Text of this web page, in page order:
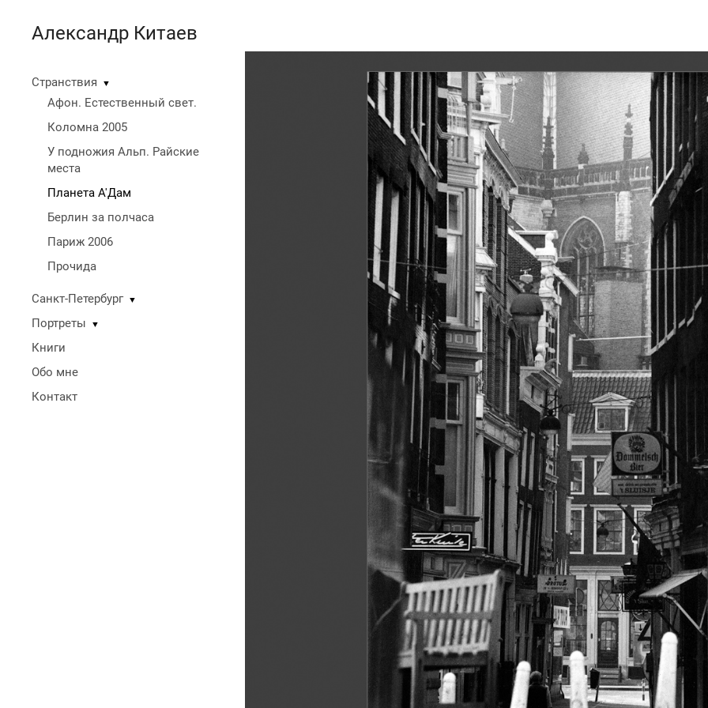
Александр Китаев
Странствия ▼
Афон. Естественный свет.
Коломна 2005
У подножия Альп. Райские
места
Планета А'Дам
Берлин за полчаса
Париж 2006
Прочида
Санкт-Петербург ▼
Портреты ▼
Книги
Обо мне
Контакт